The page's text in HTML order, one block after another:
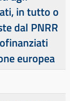
in tutto o
dal PNRR
europea